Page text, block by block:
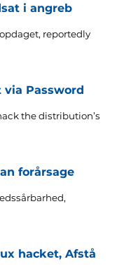
i angreb
reportedly
via Password
the distribution’s
forårsage
hacket, Afstå